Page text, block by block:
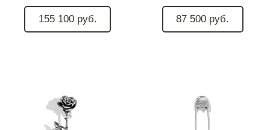
155 100 руб. 87 500 руб.